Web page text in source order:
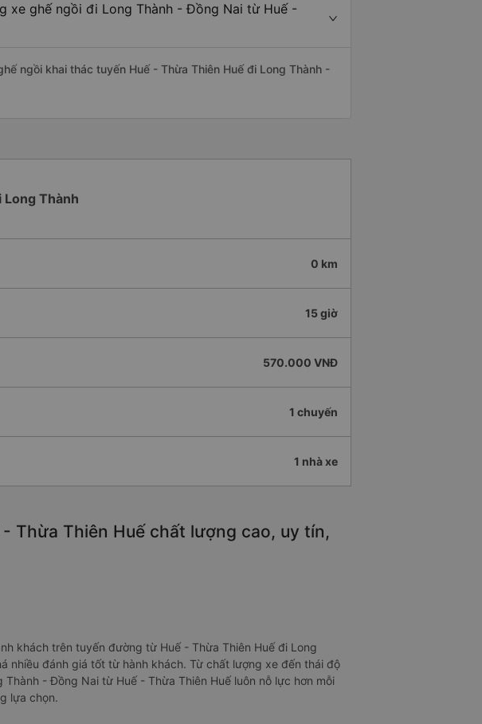
xe ghế ngồi đi Long Thành - Đồng Nai từ Huế -
ngồi khai thác tuyến Huế - Thừa Thiên Huế đi Long Thành -
Thành
0 km
15 giờ
570.000 VNĐ
1 chuyến
1 nhà xe
Thừa Thiên Huế chất lượng cao, uy tín,
khách trên tuyến đường từ Huế - Thừa Thiên Huế đi Long
nhiều đánh giá tốt từ hành khách. Từ chất lượng xe đến thái độ
- Đồng Nai từ Huế - Thừa Thiên Huế luôn nỗ lực hơn mỗi
lựa chọn.